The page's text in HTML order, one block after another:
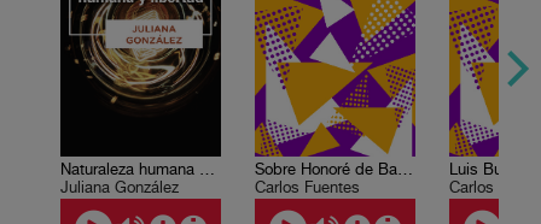
Naturaleza humana y libertad
Juliana González
Sobre Honoré de Balzac
Carlos Fuentes
Carlos